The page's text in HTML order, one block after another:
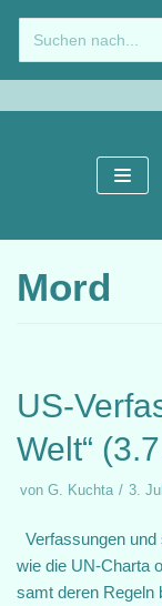
Zum
Inhalt
springen
Mord
US-
Welt“
von G. Kuchta 3.
Verfassungen
wie die UN-Charta
samt deren Regeln